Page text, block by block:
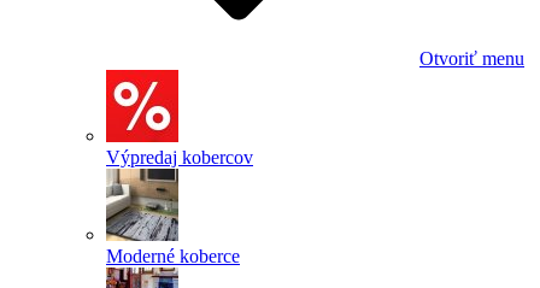
Otvoriť menu
Výpredaj kobercov
Moderné koberce